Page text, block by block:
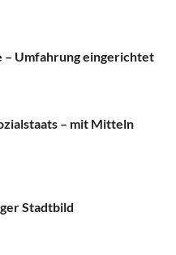
Umfahrung eingerichtet
– mit Mitteln
Stadtbild